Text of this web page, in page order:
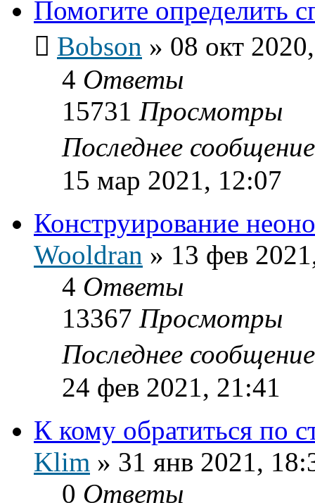
Помогите определить
Bobson » 08 окт
4 Ответы
15731 Просмотры
Последнее
15 мар 2021, 12:07
Конструирование
Wooldran » 13 фев
4 Ответы
13367 Просмотры
Последнее
24 фев 2021, 21:41
К кому обратиться по
Klim » 31 янв 2021,
0 Ответы